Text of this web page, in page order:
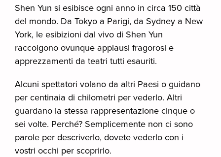
Shen Yun si esibisce ogni anno in circa 150 città
del mondo. Da Tokyo a Parigi, da Sydney a New
York, le esibizioni dal vivo di Shen Yun
raccolgono ovunque applausi fragorosi e
apprezzamenti da teatri tutti esauriti.
Alcuni spettatori volano da altri Paesi o guidano
per centinaia di chilometri per vederlo. Altri
guardano la stessa rappresentazione cinque o
sei volte. Perché? Semplicemente non ci sono
parole per descriverlo, dovete vederlo con i
vostri occhi per scoprirlo.